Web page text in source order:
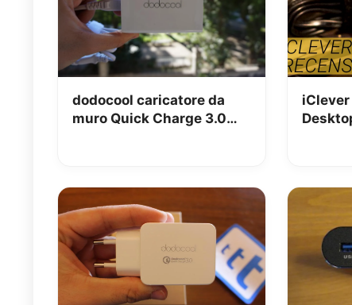
dodocool caricatore da
muro Quick Charge 3.0
iClever